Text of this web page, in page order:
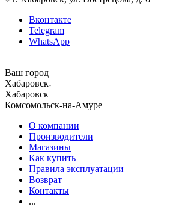
Вконтакте
Telegram
WhatsApp
Ваш город
Хабаровск
Хабаровск
Комсомольск-на-Амуре
О компании
Производители
Магазины
Как купить
Правила эксплуатации
Возврат
Контакты
...